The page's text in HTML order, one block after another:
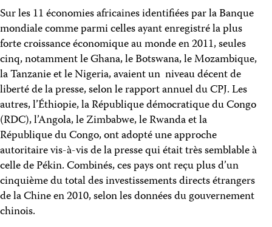
Sur les 11 économies africaines identifiées par la Banque
mondiale comme parmi celles ayant enregistré la plus
forte croissance économique au monde en 2011, seules
cinq, notamment le Ghana, le Botswana, le Mozambique,
la Tanzanie et le Nigeria, avaient un niveau décent de
liberté de la presse, selon le rapport annuel du CPJ. Les
autres, l’Éthiopie, la République démocratique du Congo
(RDC), l’Angola, le Zimbabwe, le Rwanda et la
République du Congo, ont adopté une approche
autoritaire vis-à-vis de la presse qui était très semblable à
celle de Pékin. Combinés, ces pays ont reçu plus d’un
cinquième du total des investissements directs étrangers
de la Chine en 2010, selon les données du gouvernement
chinois.